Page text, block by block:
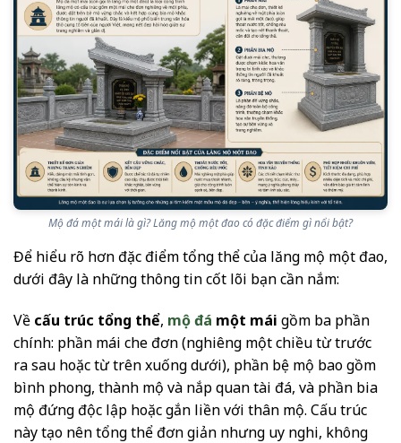
Mộ đá một mái là gì? Lăng mộ một đao có đặc điểm gì nổi bật?
Để hiểu rõ hơn đặc điểm tổng thể của lăng mộ một đao,
dưới đây là những thông tin cốt lõi bạn cần nắm:
Về cấu trúc tổng thể, mộ đá một mái gồm ba phần
chính: phần mái che đơn (nghiêng một chiều từ trước
ra sau hoặc từ trên xuống dưới), phần bệ mộ bao gồm
bình phong, thành mộ và nắp quan tài đá, và phần bia
mộ đứng độc lập hoặc gắn liền với thân mộ. Cấu trúc
này tạo nên tổng thể đơn giản nhưng uy nghi, không